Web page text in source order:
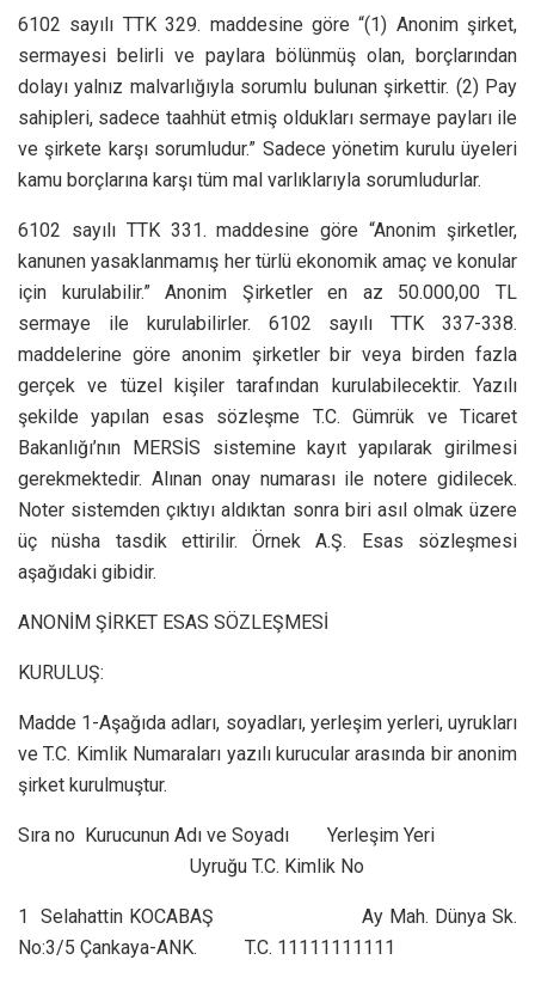
6102 sayılı TTK 329. maddesine göre “(1) Anonim şirket,
sermayesi belirli ve paylara bölünmüş olan, borçlarından
dolayı yalnız malvarlığıyla sorumlu bulunan şirkettir. (2) Pay
sahipleri, sadece taahhüt etmiş oldukları sermaye payları ile
ve şirkete karşı sorumludur.” Sadece yönetim kurulu üyeleri
kamu borçlarına karşı tüm mal varlıklarıyla sorumludurlar.
6102 sayılı TTK 331. maddesine göre “Anonim şirketler,
kanunen yasaklanmamış her türlü ekonomik amaç ve konular
için kurulabilir.” Anonim Şirketler en az 50.000,00 TL
sermaye ile kurulabilirler. 6102 sayılı TTK 337-338.
maddelerine göre anonim şirketler bir veya birden fazla
gerçek ve tüzel kişiler tarafından kurulabilecektir. Yazılı
şekilde yapılan esas sözleşme T.C. Gümrük ve Ticaret
Bakanlığı’nın MERSİS sistemine kayıt yapılarak girilmesi
gerekmektedir. Alınan onay numarası ile notere gidilecek.
Noter sistemden çıktıyı aldıktan sonra biri asıl olmak üzere
üç nüsha tasdik ettirilir. Örnek A.Ş. Esas sözleşmesi
aşağıdaki gibidir.
ANONİM ŞİRKET ESAS SÖZLEŞMESİ
KURULUŞ:
Madde 1-Aşağıda adları, soyadları, yerleşim yerleri, uyrukları
ve T.C. Kimlik Numaraları yazılı kurucular arasında bir anonim
şirket kurulmuştur.
Sıra no Kurucunun Adı ve Soyadı Yerleşim Yeri
Uyruğu T.C. Kimlik No
1 Selahattin KOCABAŞ Ay Mah. Dünya Sk.
No:3/5 Çankaya-ANK. T.C. 11111111111